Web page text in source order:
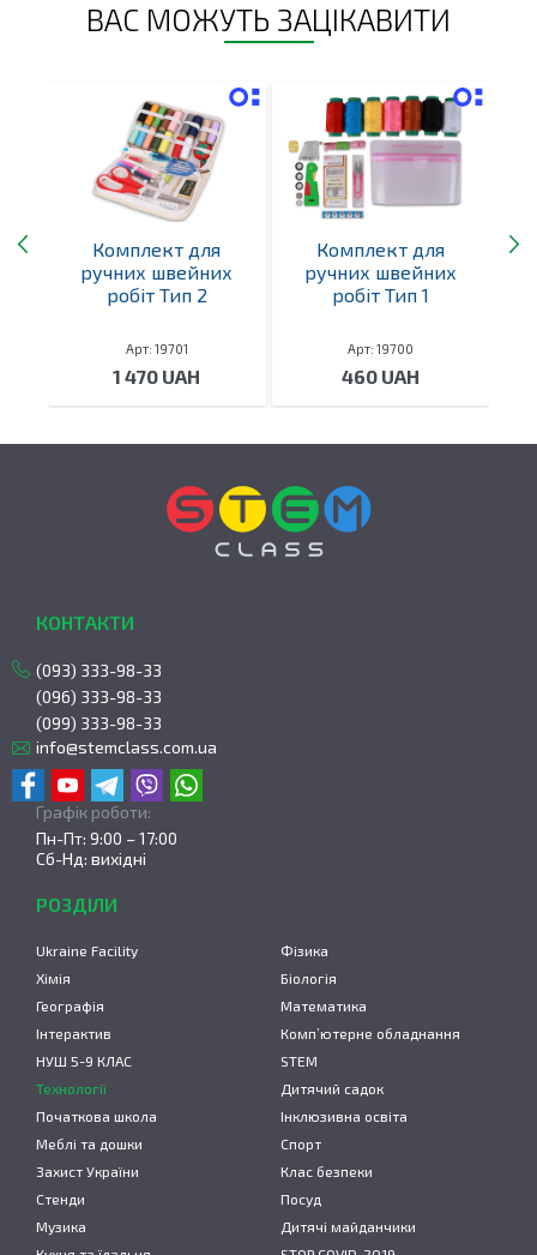
ВАС МОЖУТЬ ЗАЦІКАВИТИ
Комплект для
ручних швейних
робіт Тип 2
Арт: 19701
1 470 UAH
Комплект для
ручних швейних
робіт Тип 1
Арт: 19700
460 UAH
КОНТАКТИ
(093) 333-98-33
(096) 333-98-33
(099) 333-98-33
info@stemclass.com.ua
Графік роботи:
Пн-Пт: 9:00 – 17:00
Сб-Нд: вихідні
РОЗДІЛИ
Ukraine Facility
Фізика
Хімія
Біологія
Географія
Математика
Інтерактив
Комп’ютерне обладнання
НУШ 5-9 КЛАС
STEM
Технології
Дитячий садок
Початкова школа
Інклюзивна освіта
Меблі та дошки
Спорт
Захист України
Клас безпеки
Стенди
Посуд
Музика
Дитячі майданчики